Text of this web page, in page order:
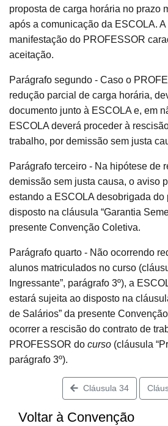
proposta de carga horária no prazo
após a comunicação da ESCOLA.
manifestação do PROFESSOR
aceitação.
Parágrafo segundo - Caso o
redução parcial de carga horária,
documento junto à ESCOLA e, em
ESCOLA deverá proceder à
trabalho, por demissão sem justa
Parágrafo terceiro - Na hipótese de
demissão sem justa causa, o aviso
estando a ESCOLA desobrigada do
disposto na cláusula “Garantia
presente Convenção Coletiva.
Parágrafo quarto - Não ocorrendo
alunos matriculados no curso
Ingressante”, parágrafo 3º), a
estará sujeita ao disposto na
de Salários” da presente
ocorrer a rescisão do contrato de
PROFESSOR do curso (cláusula
parágrafo 3º).
Cláusula 34
Voltar à Convenção